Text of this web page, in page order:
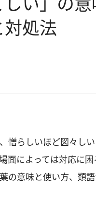
処法
憎らしいほど図々し
面によっては対応に
の意味と使い方、類